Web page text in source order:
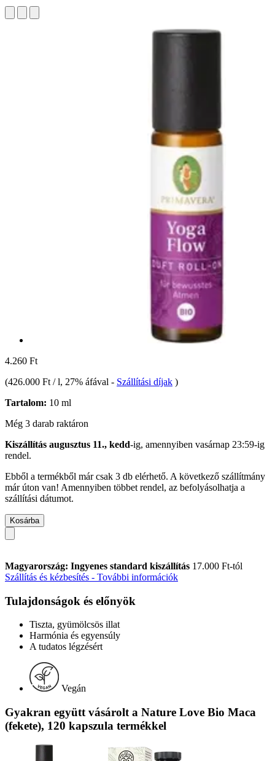
4.260 Ft
(426.000 Ft / l, 27% áfával - Szállítási díjak )
Tartalom: 10 ml
Még 3 darab raktáron
Kiszállítás augusztus 11., kedd-ig, amennyiben vasárnap 23:59-ig
rendel.
Ebből a termékből már csak 3 db elérhető. A következő szállítmány
már úton van! Amennyiben többet rendel, az befolyásolhatja a
szállítási dátumot.
Kosárba
Magyarország: Ingyenes standard kiszállítás 17.000 Ft-tól
Szállítás és kézbesítés - További információk
Tulajdonságok és előnyök
Tiszta, gyümölcsös illat
Harmónia és egyensúly
A tudatos légzésért
Vegán
Gyakran együtt vásárolt a Nature Love Bio Maca
(fekete), 120 kapszula termékkel